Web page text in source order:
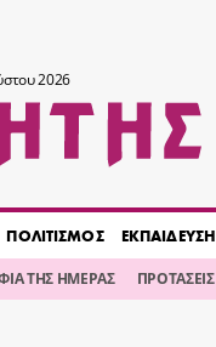
2026
ΠΟΛΙΤΙΣΜΟΣ ΕΚΠΑΙΔΕΥΣΗ
ΤΗΣ ΗΜΕΡΑΣ ΠΡΟΤΑΣΕΙΣ